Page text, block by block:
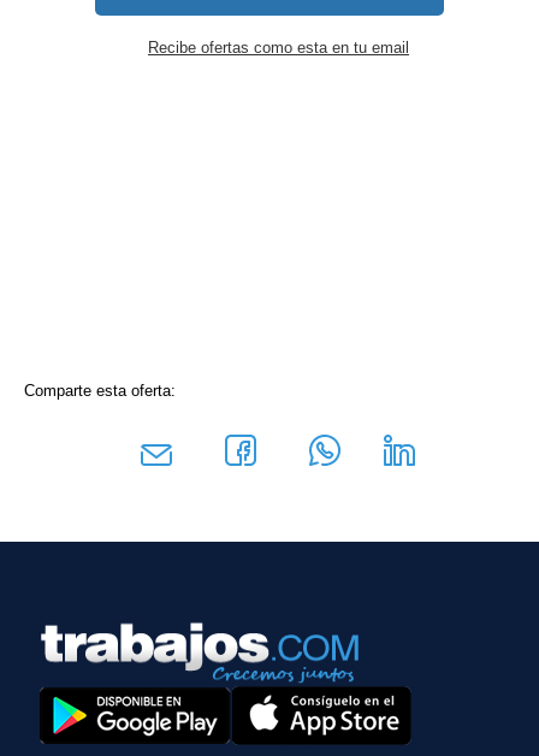
Recibe ofertas como esta en tu email
Comparte esta oferta: